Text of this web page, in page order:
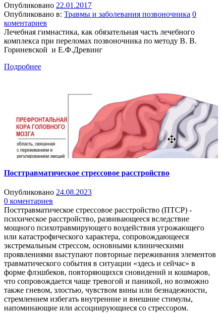
Опубликовано 22.01.2017
Опубликовано в: Травмы и заболевания позвоночника 0
коментариев
Лечебная гимнастика, как обязательная часть лечебного
комплекса при переломах позвоночника по методу В. В.
Гориневской и Е.Ф.Древинг
Подробнее
Посттравматическое стрессовое расстройство
Опубликовано 24.08.2023
0 коментариев
Посттравматическое стрессовое расстройство (ПТСР) -
психическое расстройство, развивающееся вследствие
мощного психотравмирующего воздействия угрожающего
или катастрофического характера, сопровождающееся
экстремальным стрессом, основными клиническими
проявлениями выступают повторные переживания элементов
травматического события в ситуации «здесь и сейчас» в
форме флэшбеков, повторяющихся сновидений и кошмаров,
что сопровождается чаще тревогой и паникой, но возможно
также гневом, злостью, чувством вины или безнадежности,
стремлением избегать внутренние и внешние стимулы,
напоминающие или ассоциирующиеся со стрессором.